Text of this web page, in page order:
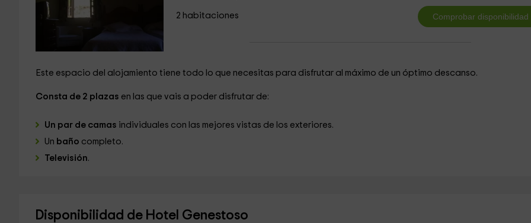
2 habitaciones
Este espacio del alojamiento tiene todo lo que necesitas para disfrutar al máximo de un óptimo descanso.
Consta de 2 plazas en las que vais a poder disfrutar de:
Un par de camas individuales con las mejores vistas de los exteriores.
Un baño completo.
Televisión.
Disponibilidad de Hotel Genestoso